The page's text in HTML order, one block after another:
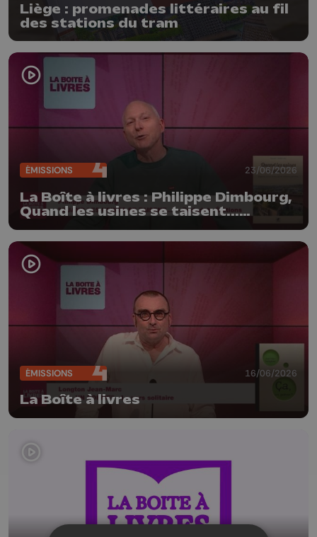
Liège : promenades littéraires au fil
des stations du tram
ÉMISSIONS 23/06/2026
La Boîte à livres : Philippe Dimbourg,
Quand les usines se taisent...
ÉMISSIONS 16/06/2026
La Boîte à livres